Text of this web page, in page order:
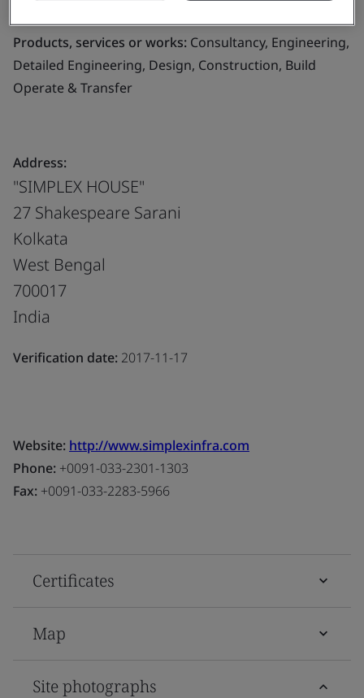
Products, services or works: Consultancy, Engineering,
Detailed Engineering, Design, Construction, Build
Operate & Transfer
Address:
"SIMPLEX HOUSE"
27 Shakespeare Sarani
Kolkata
West Bengal
700017
India
Verification date: 2017-11-17
Website: http://www.simplexinfra.com
Phone: +0091-033-2301-1303
Fax: +0091-033-2283-5966
Certificates
Map
Site photographs